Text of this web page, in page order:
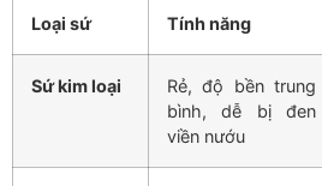
Loại sứ Tính năng
Sứ kim loại
Rẻ, độ bền trung
bình, dễ bị đen
viền nướu